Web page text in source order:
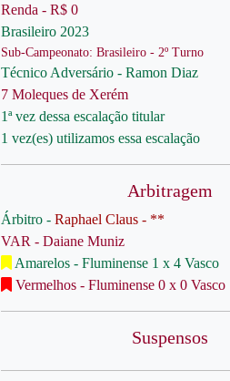
Renda - R$ 0
Brasileiro 2023
Sub-Campeonato: Brasileiro - 2º Turno
Técnico Adversário - Ramon Diaz
7 Moleques de Xerém
1ª vez dessa escalação titular
1 vez(es) utilizamos essa escalação
Arbitragem
Árbitro - Raphael Claus - **
VAR - Daiane Muniz
Amarelos - Fluminense 1 x 4 Vasco
Vermelhos - Fluminense 0 x 0 Vasco
Suspensos